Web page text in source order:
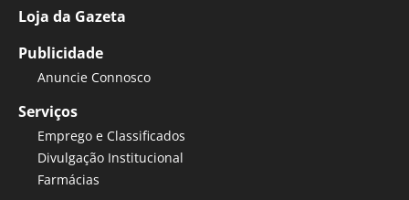
Loja da Gazeta
Publicidade
Anuncie Connosco
Serviços
Emprego e Classificados
Divulgação Institucional
Farmácias